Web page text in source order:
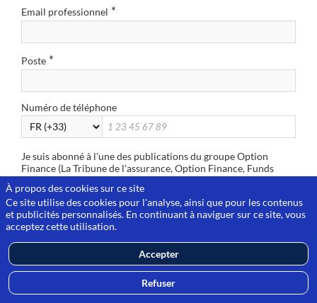
Email professionnel *
Poste *
Numéro de téléphone
Je suis abonné à l'une des publications du groupe Option
Finance (La Tribune de l'assurance, Option Finance, Funds
Magazine ou Option Droit et Affaires)
*
Oui Non
Vos souhaits de participation
À quel(s) épisode(s) souhaitez-vous assister ?
EP1 : IA & direction financière : automatiser, fiabiliser, prévoir –
Comment l’IA réinvente la fonction finance (1er juin de 11h à 12h)
À propos des cookies sur ce site
Ce site utilise des cookies pour l'analyse, ainsi que pour les contenus
et publicités personnalisés. En continuant à naviguer sur ce site, vous
acceptez cette utilisation.
Accepter
Refuser